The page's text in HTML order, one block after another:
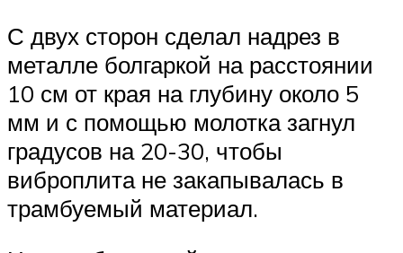
С двух сторон сделал надрез в
металле болгаркой на расстоянии
10 см от края на глубину около 5
мм и с помощью молотка загнул
градусов на 20-30, чтобы
виброплита не закапывалась в
трамбуемый материал.